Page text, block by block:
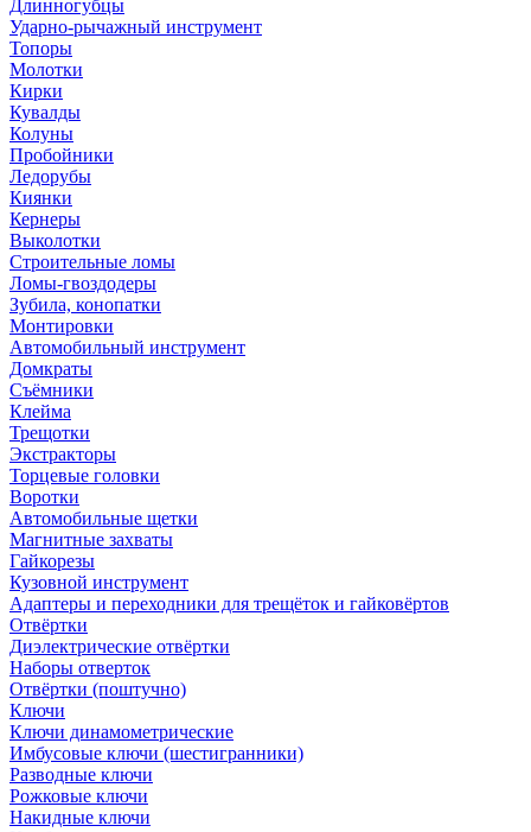
Длинногубцы
Ударно-рычажный инструмент
Топоры
Молотки
Кирки
Кувалды
Колуны
Пробойники
Ледорубы
Киянки
Кернеры
Выколотки
Строительные ломы
Ломы-гвоздодеры
Зубила, конопатки
Монтировки
Автомобильный инструмент
Домкраты
Съёмники
Клейма
Трещотки
Экстракторы
Торцевые головки
Воротки
Автомобильные щетки
Магнитные захваты
Гайкорезы
Кузовной инструмент
Адаптеры и переходники для трещёток и гайковёртов
Отвёртки
Диэлектрические отвёртки
Наборы отверток
Отвёртки (поштучно)
Ключи
Ключи динамометрические
Имбусовые ключи (шестигранники)
Разводные ключи
Рожковые ключи
Накидные ключи